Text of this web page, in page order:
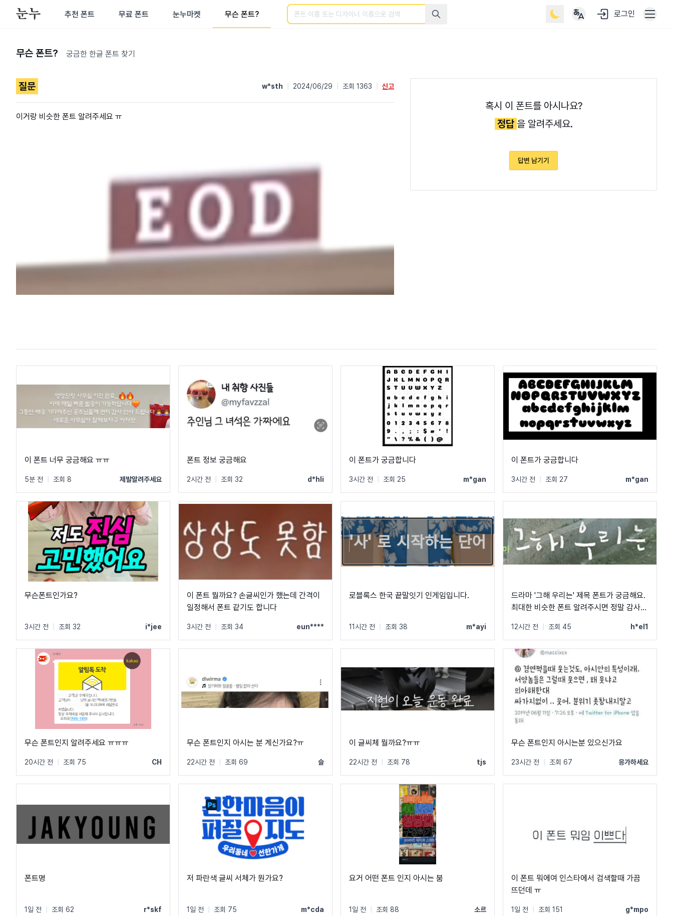
추천 폰트 무료 폰트 눈누마켓 무슨 폰트?
검색 로그인
무슨 폰트? 궁금한 한글 폰트 찾기
질문 w*sth 2024/06/29 조회 1363 신고
이거랑 비슷한 폰트 알려주세요 ㅠ
혹시 이 폰트를 아시나요?
정답 을 알려주세요.
답변 남기기
이 폰트 너무 궁금해요 ㅠㅠ
5분 전 조회 8 제발알려주세요
폰트 정보 궁금해요
2시간 전 조회 32 d*hli
이 폰트가 궁금합니다
3시간 전 조회 25 m*gan
이 폰트가 궁금합니다
3시간 전 조회 27 m*gan
무슨폰트인가요?
3시간 전 조회 32 i*jee
이 폰트 뭘까요? 손글씨인가 했는데 간격이
일정해서 폰트 같기도 합니다
3시간 전 조회 34 eun****
로블록스 한국 끝말잇기 인게임입니다.
11시간 전 조회 38 m*ayi
드라마 '그해 우리는' 제목 폰트가 궁금해요.
최대한 비슷한 폰트 알려주시면 정말 감사하
12시간 전 조회 45 h*el1
무슨 폰트인지 알려주세요 ㅠㅠㅠ
20시간 전 조회 75 CH
무슨 폰트인지 아시는 분 계신가요?ㅠ
22시간 전 조회 69 슬
이 글씨체 뭘까요?ㅠㅠ
22시간 전 조회 78 tjs
무슨 폰트인지 아시는분 있으신가요
23시간 전 조회 67 응가하세요
폰트명
1일 전 조회 62 r*skf
저 파란색 글씨 서체가 뭔가요?
1일 전 조회 75 m*cda
요거 어떤 폰트 인지 아시는 붐
1일 전 조회 88 소르
이 폰트 뭐에여 인스타에서 검색할때 가끔
뜨던데 ㅠ
1일 전 조회 151 g*mpo